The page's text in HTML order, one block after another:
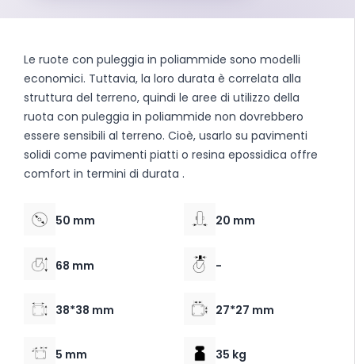
Le ruote con puleggia in poliammide sono modelli
economici. Tuttavia, la loro durata è correlata alla
struttura del terreno, quindi le aree di utilizzo della
ruota con puleggia in poliammide non dovrebbero
essere sensibili al terreno. Cioè, usarlo su pavimenti
solidi come pavimenti piatti o resina epossidica offre
comfort in termini di durata .
50 mm 20 mm
68 mm -
38*38 mm 27*27 mm
5 mm 35 kg